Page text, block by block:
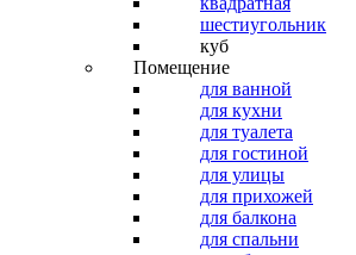
шестиугольник
куб
Помещение
для ванной
для кухни
для туалета
для гостиной
для улицы
для прихожей
для балкона
для спальни